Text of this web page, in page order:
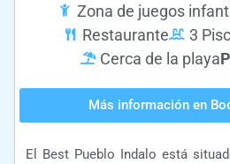
Zona de juegos
Restaurante
3
Cerca de la playa
Más información en
El Best Pueblo Indalo está